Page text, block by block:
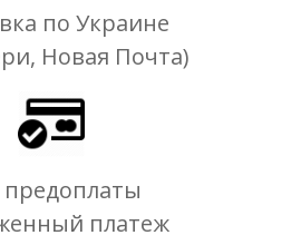
по Украине
Новая Почта)
предоплаты
платеж